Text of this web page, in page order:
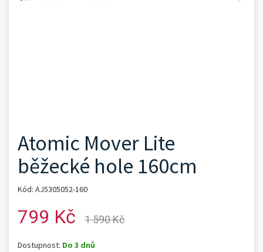
Atomic Mover Lite
běžecké hole 160cm
Kód: AJ5305052-160
799 Kč 1 590 Kč
Dostupnost: Do 3 dnů